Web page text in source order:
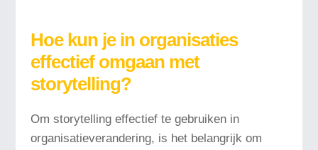
Hoe kun je in organisaties
effectief omgaan met
storytelling?
Om storytelling effectief te gebruiken in
organisatieverandering, is het belangrijk om